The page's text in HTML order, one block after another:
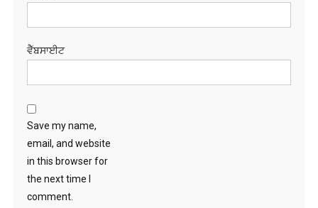
ਵੈੱਬਸਾਈਟ
Save my name,
email, and website
in this browser for
the next time I
comment.